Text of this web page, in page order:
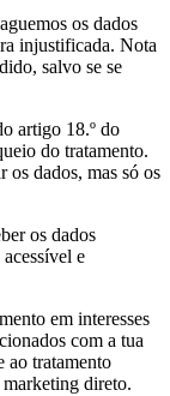
os dados
injustificada. Nota
salvo se se
artigo 18.º do
do tratamento.
os dados, mas só os
os dados
e
em interesses
com a tua
ao tratamento
marketing direto.